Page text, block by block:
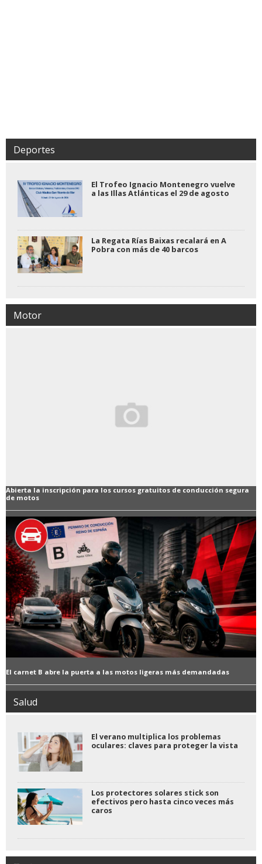
Deportes
El Trofeo Ignacio Montenegro vuelve
a las Illas Atlánticas el 29 de agosto
La Regata Rías Baixas recalará en A
Pobra con más de 40 barcos
Motor
Abierta la inscripción para los cursos gratuitos de conducción segura
de motos
El carnet B abre la puerta a las motos ligeras más demandadas
Salud
El verano multiplica los problemas
oculares: claves para proteger la vista
Los protectores solares stick son
efectivos pero hasta cinco veces más
caros